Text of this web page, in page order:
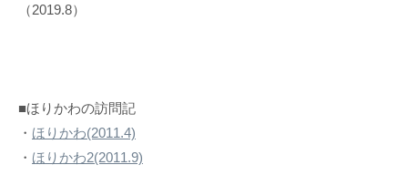
（2019.8）
■ほりかわの訪問記
・ ほりかわ(2011.4)
・ ほりかわ2(2011.9)